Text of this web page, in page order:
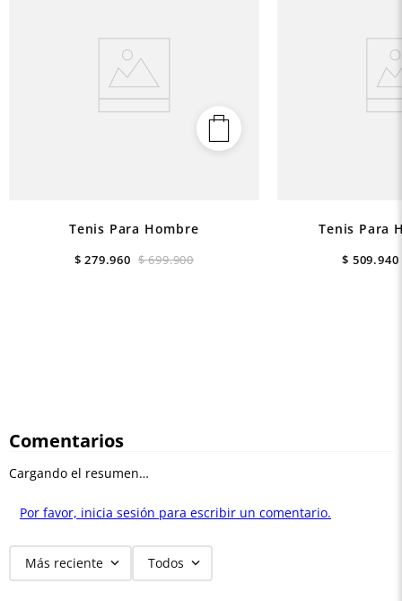
Tenis Para Hombre
$ 699.900
$ 279.960
Tenis Para
$ 509.940
Comentarios
Cargando el resumen…
Por favor, inicia sesión para escribir un comentario.
Más reciente Todos